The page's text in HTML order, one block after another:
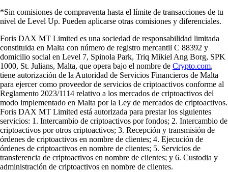
*Sin comisiones de compraventa hasta el límite de transacciones de tu
nivel de Level Up. Pueden aplicarse otras comisiones y diferenciales.
Foris DAX MT Limited es una sociedad de responsabilidad limitada
constituida en Malta con número de registro mercantil C 88392 y
domicilio social en Level 7, Spinola Park, Triq Mikiel Ang Borg, SPK
1000, St. Julians, Malta, que opera bajo el nombre de Crypto.com,
tiene autorización de la Autoridad de Servicios Financieros de Malta
para ejercer como proveedor de servicios de criptoactivos conforme al
Reglamento 2023/1114 relativo a los mercados de criptoactivos del
modo implementado en Malta por la Ley de mercados de criptoactivos.
Foris DAX MT Limited está autorizada para prestar los siguientes
servicios: 1. Intercambio de criptoactivos por fondos; 2. Intercambio de
criptoactivos por otros criptoactivos; 3. Recepción y transmisión de
órdenes de criptoactivos en nombre de clientes; 4. Ejecución de
órdenes de criptoactivos en nombre de clientes; 5. Servicios de
transferencia de criptoactivos en nombre de clientes; y 6. Custodia y
administración de criptoactivos en nombre de clientes.